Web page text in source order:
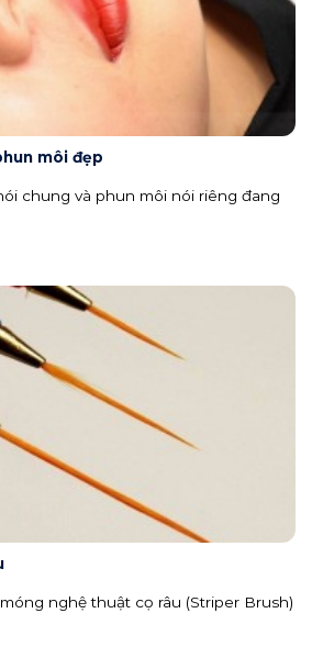
môi đẹp
chung và phun môi nói riêng đang
nghệ thuật cọ râu (Striper Brush)